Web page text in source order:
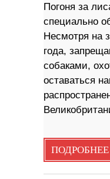
Погоня за
специально
Несмотря на
года,
собаками,
оставаться
ПОДРОБНЕЕ